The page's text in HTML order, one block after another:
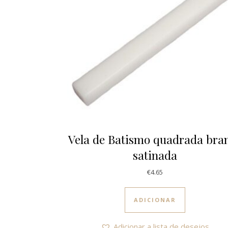
Vela de Batismo quadrada
satinada
€4.65
ADICIONAR